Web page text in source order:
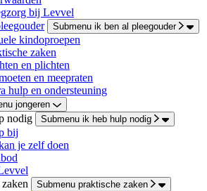
bij Levvel
Submenu ik ben al pleegouder
kindoproepen
zaken
en plichten
en meepraten
hulp en ondersteuning
jongeren
nodig Submenu ik heb hulp nodig
bij
je zelf doen
Submenu praktische zaken